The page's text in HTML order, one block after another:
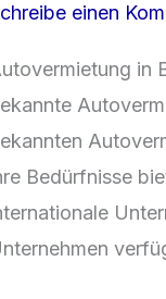
einen
in
Bedürfnisse